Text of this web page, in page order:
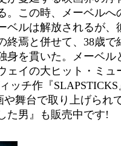
。この時、メーベル
ベルは解放されるが
終焉と併せて、38歳
身を貫いた。メーベ
ェイの大ヒット・ミュ
ッチ作『
舞台で取り上げられ
た男』も販売中です!